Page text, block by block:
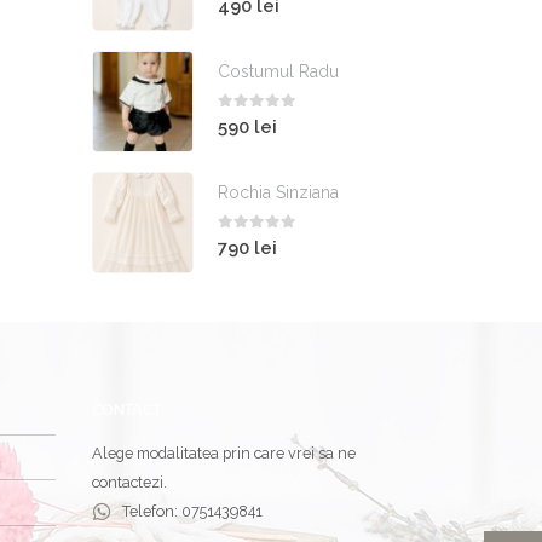
490 lei
Costumul Radu
out of 5
590 lei
Rochia Sinziana
0out of 5
790 lei
Alege modalitatea prin care vrei sa ne
contactezi.
Telefon: 0751439841